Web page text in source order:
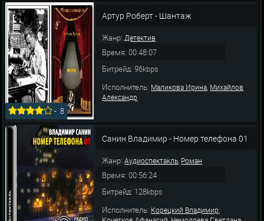
Игорь, Суховерко Рогволд,
Всеволод
Терновская Нинель
Фроло
-8
Артур Роберт - Шантаж
Жанр: Детектив
Время: 00:48:07
Битрейд: 96kbps
Исполнитель: Маликова Ирина Михайлов
Александр
Санин Владимир - Номер телефона 01
Жанр:Аудиоспектакль, Роман
Время: 00:56:24
Битрейд: 128kbps
Исполнитель: Корецкий Владимир,